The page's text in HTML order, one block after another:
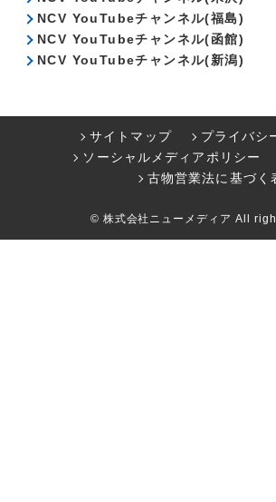
NCV YouTubeチャンネル(福島)
NCV YouTubeチャンネル(函館)
NCV YouTubeチャンネル(新潟)
サイトマップ
プライバシ
ソーシャルメディアポリシー
古物営業法に基づく
© 株式会社ニューメディア All